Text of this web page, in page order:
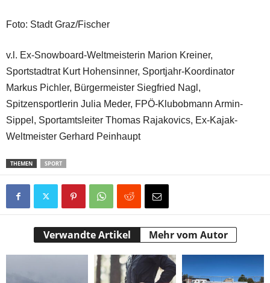
Foto: Stadt Graz/Fischer
v.l. Ex-Snowboard-Weltmeisterin Marion Kreiner,
Sportstadtrat Kurt Hohensinner, Sportjahr-Koordinator
Markus Pichler, Bürgermeister Siegfried Nagl,
Spitzensportlerin Julia Meder, FPÖ-Klubobmann Armin-
Sippel, Sportamtsleiter Thomas Rajakovics, Ex-Kajak-
Weltmeister Gerhard Peinhaupt
THEMEN SPORT
Verwandte Artikel Mehr vom Autor